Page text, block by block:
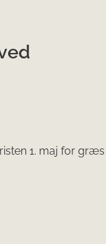
1. maj for